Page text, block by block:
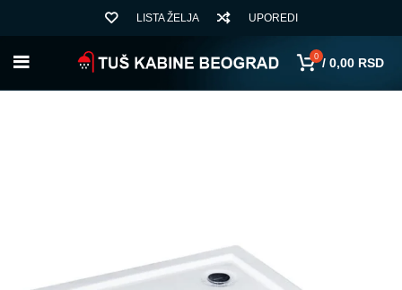
LISTA ŽELJA UPOREDI
0 / 0,00 RSD